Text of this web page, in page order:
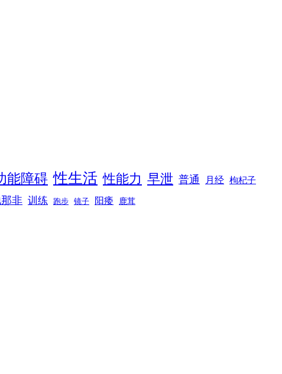
能障碍 性生活 性能力 早泄 普通 月经 枸杞子
非 训练 跑步 镜子 阳痿 鹿茸